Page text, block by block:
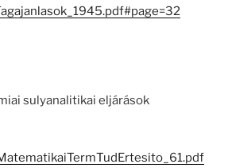
sulyanalitikai eljárások